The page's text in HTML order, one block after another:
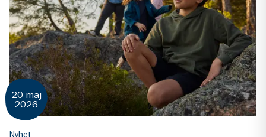
20 maj
2026
Nyhet